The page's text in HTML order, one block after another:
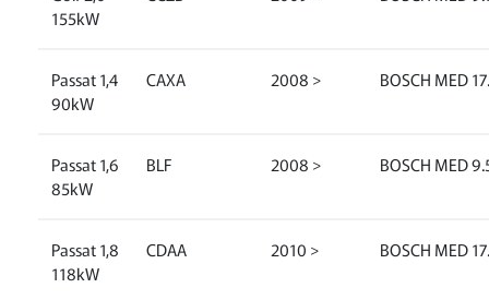
155kW
Passat 1,4
90kW
CAXA 2008 > BOSCH MED
Passat 1,6
85kW
BLF 2008 > BOSCH MED
Passat 1,8
118kW
CDAA 2010 > BOSCH MED